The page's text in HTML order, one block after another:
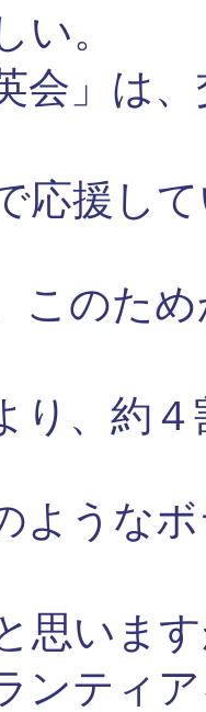
い。
会」は
応援し
このた
り、約
ような
思いま
ンティ